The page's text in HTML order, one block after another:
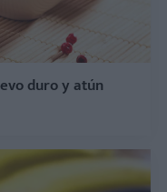
duro y atún